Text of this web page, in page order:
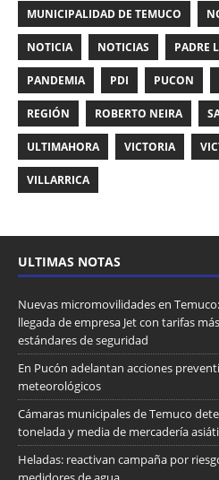
MUNICIPALIDAD DE TEMUCO
NOTICIA NOTICIAS PADRE
PANDEMIA PDI PUCON
REGIÓN ROBERTO NEIRA
ULTIMAHORA VICTORIA
VILLARRICA
ULTIMAS NOTAS
Nuevas micromovilidades en
llegada de empresa Jet con tarifas
estándares de seguridad
En Pucón adelantan acciones
meteorológicos
Cámaras municipales de Temuco
tonelada y media de mercadería
Heladas: reactivan campaña por